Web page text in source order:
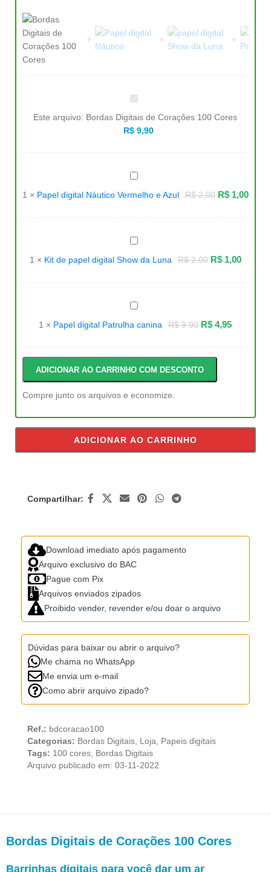
Bordas
Digitais
de
Corações
100
Este arquivo: Bordas Digitais de Corações 100 Cores
R$9,90
Papel
digital
Vermelho
1 × Papel digital Náutico Vermelho e Azul R$2,00 R$ 1,00
Kit
de
digital
1 × Kit de papel digital Show da Luna R$2,00 R$1,00
Papel
digital
canina
1 × Papel digital Patrulha canina R$9,90 R$ 4,95
ADICIONAR AO CARRINHO COM DESCONTO
Compre junto os arquivos e economize.
ADICIONAR AO CARRINHO
Compartilhar:
Download imediato após pagamento
Arquivo exclusivo do BAC
Pague com Pix
Arquivos enviados zipados
Proibido vender, revender e/ou doar o arquivo
Dúvidas para baixar ou abrir o arquivo?
Me chama no WhatsApp
Me envia um e-mail
Como abrir arquivo zipado?
Ref.: bdcoracao100
Categorias: Bordas Digitais Loja
Papeis digitais
Tags: 100 cores Bordas Digitais
Arquivo publicado em: 03-11-2022
Bordas Digitais de Corações 100 Cores
Barrinhas digitais para você dar um ar